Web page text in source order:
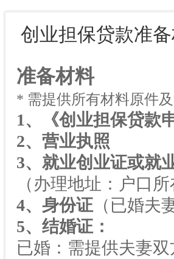
创业担保贷款准
准备材料
* 需提供所有材料原件
1、《创业担保贷款
2、营业执照
3、就业创业证或就
（办理地址：户口
4、身份证 （已婚夫
5、结婚证：
已婚：需提供夫妻